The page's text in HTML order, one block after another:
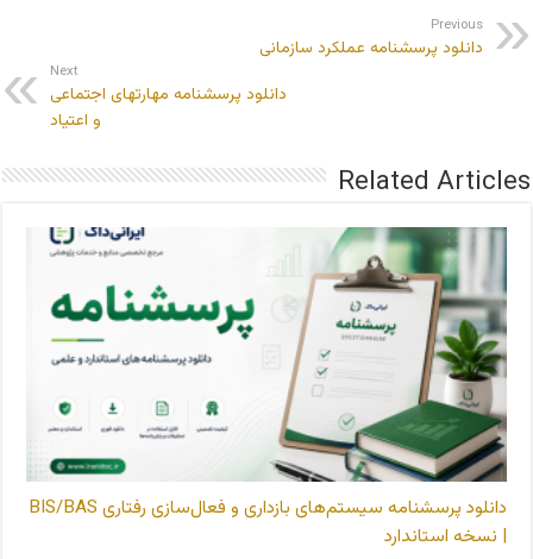
Previous
دانلود پرسشنامه عملکرد سازمانی
Next
دانلود پرسشنامه مهارتهای اجتماعی
و اعتیاد
Related Articles
دانلود پرسشنامه سیستم‌های بازداری و فعال‌سازی رفتاری BIS/BAS
| نسخه استاندارد